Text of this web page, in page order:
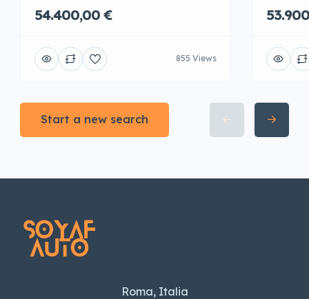
54.400,00 €
855 Views
Start a new search
Roma, Italia